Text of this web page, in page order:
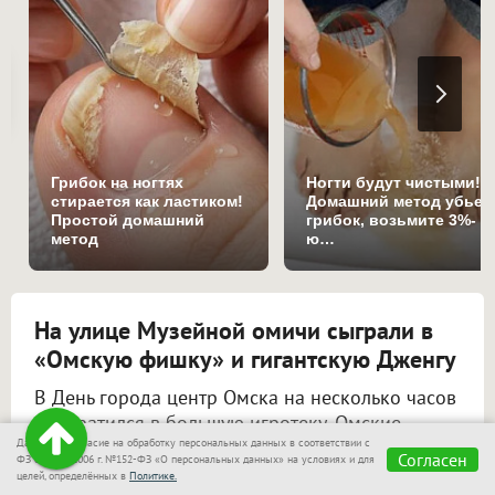
Грибок на ногтях
стирается как ластиком!
Простой домашний
метод
Ногти будут чистыми!
Домашний метод убьет
грибок, возьмите 3%-
ю…
На улице Музейной омичи сыграли в
«Омскую фишку» и гигантскую Дженгу
В День города центр Омска на несколько часов
превратился в большую игротеку. Омские
муниципальные библиотеки выставили на
улицу Музейную больше сотни настольных игр
Даю своё согласие на обработку персональных данных в соответствии с
ФЗ от 27.07.2006 г. №152-ФЗ «О персональных данных» на условиях и для
целей, определённых в Политике.
Согласен